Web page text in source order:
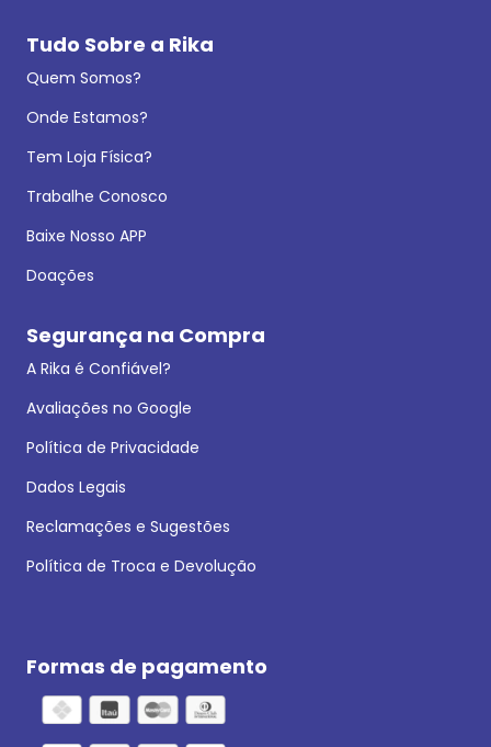
Tudo Sobre a Rika
Quem Somos?
Onde Estamos?
Tem Loja Física?
Trabalhe Conosco
Baixe Nosso APP
Doações
Segurança na Compra
A Rika é Confiável?
Avaliações no Google
Política de Privacidade
Dados Legais
Reclamações e Sugestões
Política de Troca e Devolução
Formas de pagamento